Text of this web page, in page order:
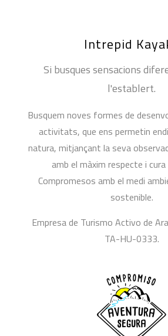
Intrepid
Si busques sensacions
l'establert.
Busquem noves formes de
activitats, que ens permetin
natura, mitjançant la seva
amb el màxim respecte i
Compromesos amb el medi
sostenible.
Empresa de Turismo Activo de
TA-HU-0333.